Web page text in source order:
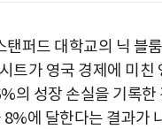
퍼드 대학교의 닉 블
트가 영국 경제에 미
의 성장 손실을 기록
에 달한다는 결과가